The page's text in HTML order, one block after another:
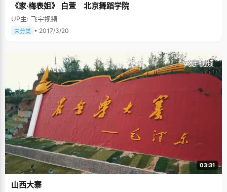
《家·梅表姐》 白萱 北京舞蹈学院
UP主: 飞宇视频
未分类 • 2017/3/20
03:31
山西大寨